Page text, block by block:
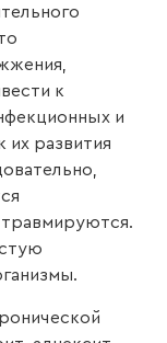
к
и
их развития